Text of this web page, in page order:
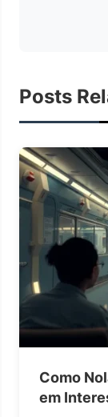
Posts
Como
em